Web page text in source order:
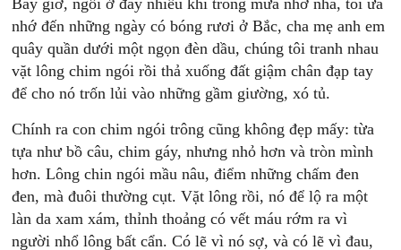
Bây giờ, ngồi ở đây nhiều khi trông mưa nhớ nhà, tôi ưa
nhớ đến những ngày có bóng rươi ở Bắc, cha mẹ anh em
quây quần dưới một ngọn đèn dầu, chúng tôi tranh nhau
vặt lông chim ngói rồi thả xuống đất giậm chân đạp tay
để cho nó trốn lủi vào những gầm giường, xó tủ.
Chính ra con chim ngói trông cũng không đẹp mấy: từa
tựa như bồ câu, chim gáy, nhưng nhỏ hơn và tròn mình
hơn. Lông chin ngói mầu nâu, điểm những chấm đen
đen, mà đuôi thường cụt. Vặt lông rồi, nó để lộ ra một
làn da xam xám, thỉnh thoảng có vết máu rớm ra vì
người nhổ lông bất cẩn. Có lẽ vì nó sợ, và có lẽ vì đau,